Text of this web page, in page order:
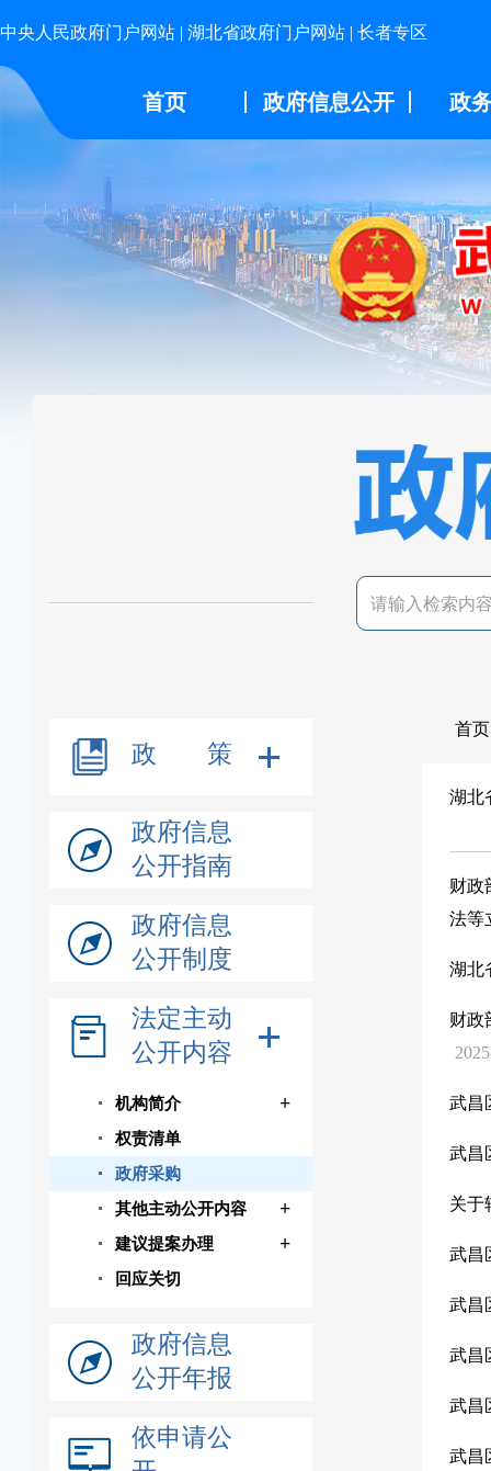
中央人民政府门户网站 | 湖北省政府门户网站 | 长者专区
首页 政府信息公开 政
政 策
政府信息
公开指南
政府信息
公开制度
法定主动
公开内容
机构简介 +
权责清单
政府采购
其他主动公开内容
+
建议提案办理 +
回应关切
政府信息
公开年报
依申请公
首页
湖北
财政
法等
湖北
财政
武昌
武昌
关于
武昌
武昌
武昌
武昌
武昌